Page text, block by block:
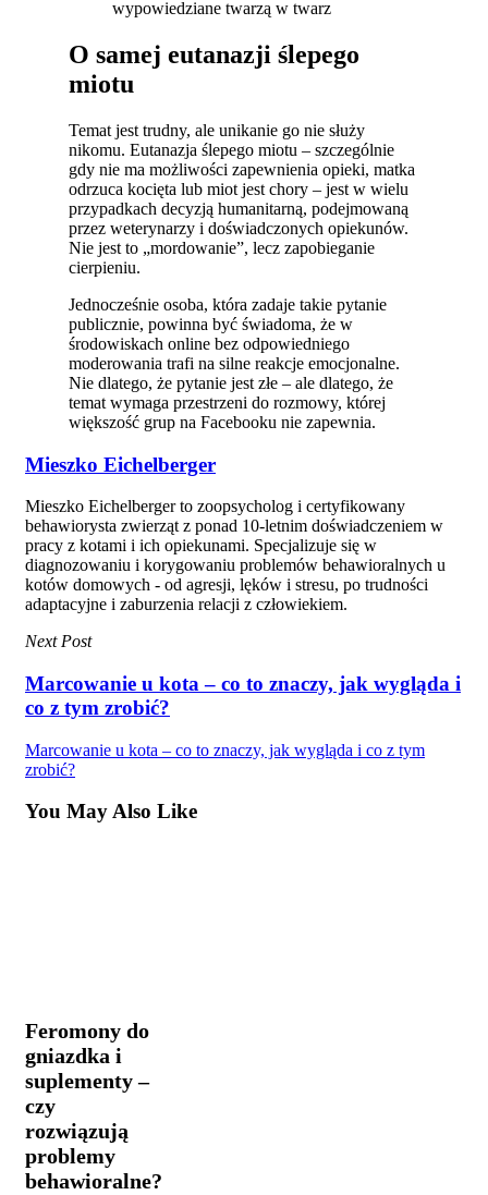
wypowiedziane twarzą w twarz
O samej eutanazji ślepego
miotu
Temat jest trudny, ale unikanie go nie służy
nikomu. Eutanazja ślepego miotu – szczególnie
gdy nie ma możliwości zapewnienia opieki, matka
odrzuca kocięta lub miot jest chory – jest w wielu
przypadkach decyzją humanitarną, podejmowaną
przez weterynarzy i doświadczonych opiekunów.
Nie jest to „mordowanie”, lecz zapobieganie
cierpieniu.
Jednocześnie osoba, która zadaje takie pytanie
publicznie, powinna być świadoma, że w
środowiskach online bez odpowiedniego
moderowania trafi na silne reakcje emocjonalne.
Nie dlatego, że pytanie jest złe – ale dlatego, że
temat wymaga przestrzeni do rozmowy, której
większość grup na Facebooku nie zapewnia.
Mieszko Eichelberger
Mieszko Eichelberger to zoopsycholog i certyfikowany
behawiorysta zwierząt z ponad 10-letnim doświadczeniem w
pracy z kotami i ich opiekunami. Specjalizuje się w
diagnozowaniu i korygowaniu problemów behawioralnych u
kotów domowych - od agresji, lęków i stresu, po trudności
adaptacyjne i zaburzenia relacji z człowiekiem.
Next Post
Marcowanie u kota – co to znaczy, jak wygląda i
co z tym zrobić?
Marcowanie u kota – co to znaczy, jak wygląda i co z tym
zrobić?
You May Also Like
i
suplementy
–
czy
rozwiązują
problemy
behawioralne?
Feromony do
gniazdka i
suplementy –
czy
rozwiązują
problemy
behawioralne?